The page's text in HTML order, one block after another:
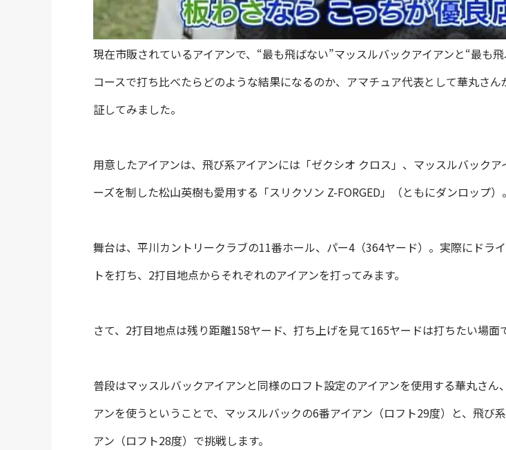
現在市販されているアイアンで、“最も飛ばない”マッスルバックアイアンと“最も
コースで打ち比べたらどのような結果になるのか、アマチュア代表として華丸さん
証してみました。
用意したアイアンは、飛び系アイアンには「ゼクシオ クロス」、マッスルバックア
ーズを制した松山英樹も愛用する「スリクソン Z-FORGED」（ともにダンロップ）。
舞台は、平川カントリークラブの11番ホール、パー4（364ヤード）。実際にドラ
トを打ち、2打目地点からそれぞれのアイアンを打ってみます。
さて、2打目地点は残り距離158ヤード、打ち上げを見て165ヤードは打ちたい場面
普段はマッスルバックアイアンと同様のロフト設定のアイアンを使用する華丸さん
アンを使うということで、マッスルバックの6番アイアン（ロフト29度）と、飛び
アン（ロフト28度）で挑戦します。